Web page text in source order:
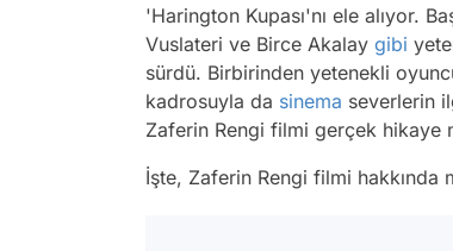
'Harington Kupası'nı ele alıyor.
Vuslateri ve Birce Akalay gibi
sürdü. Birbirinden yetenekli
kadrosuyla da sinema severlerin
Zaferin Rengi filmi gerçek hikaye
İşte, Zaferin Rengi filmi hakkında